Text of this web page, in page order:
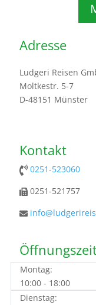
Adresse
Ludgeri Reisen
Moltkestr. 5-7
D-48151 Münster
Kontakt
0251-523060
0251-521757
Montag:
10:00 - 18:00
Dienstag: